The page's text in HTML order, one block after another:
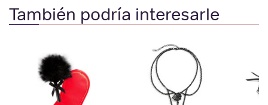
También podría interesarle